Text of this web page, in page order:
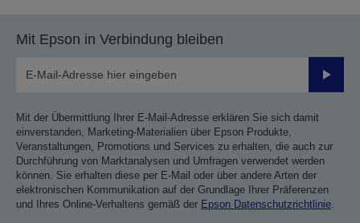
Mit Epson in Verbindung bleiben
Mit der Übermittlung Ihrer E-Mail-Adresse erklären Sie sich damit
einverstanden, Marketing-Materialien über Epson Produkte,
Veranstaltungen, Promotions und Services zu erhalten, die auch zur
Durchführung von Marktanalysen und Umfragen verwendet werden
können. Sie erhalten diese per E-Mail oder über andere Arten der
elektronischen Kommunikation auf der Grundlage Ihrer Präferenzen
und Ihres Online-Verhaltens gemäß der Epson Datenschutzrichtlinie